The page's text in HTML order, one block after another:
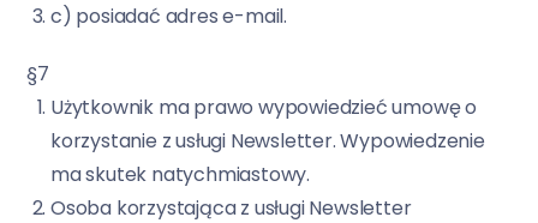
c) posiadać adres e-mail.
§7
Użytkownik ma prawo wypowiedzieć umowę o
korzystanie z usługi Newsletter. Wypowiedzenie
ma skutek natychmiastowy.
Osoba korzystająca z usługi Newsletter